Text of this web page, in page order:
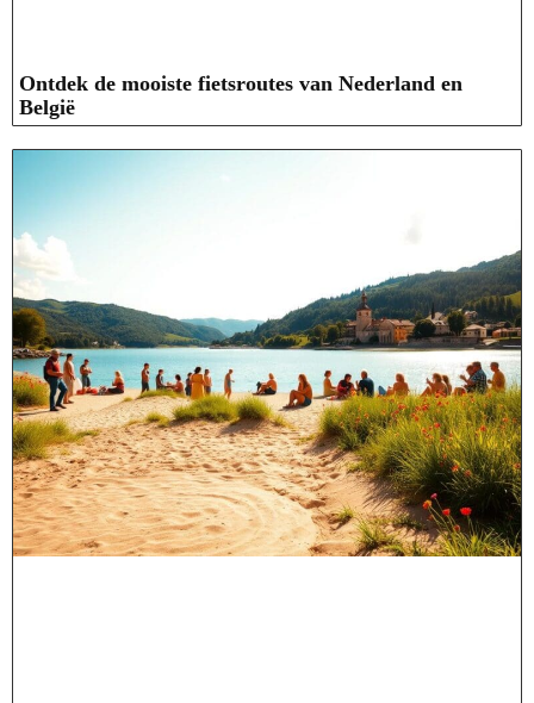
Ontdek de mooiste fietsroutes van Nederland en
België